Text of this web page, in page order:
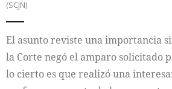
(SCJN)
El asunto reviste una importancia
la Corte negó el amparo solicitado
lo cierto es que realizó una